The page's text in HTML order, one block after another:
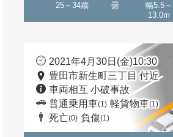
25～34歳 曇
幅5.5～
13.0m
2021年4月30日(金)10:30
豊田市新生町三丁目 付近
車両相互 小破事故
普通乗用車(1) 軽貨物車(1)
死亡(0) 負傷(1)